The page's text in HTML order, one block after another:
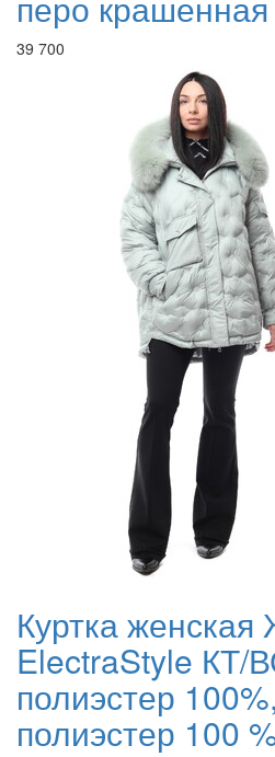
39 700
Куртка женская
ElectraStyle КТ/
полиэстер
полиэстер 100